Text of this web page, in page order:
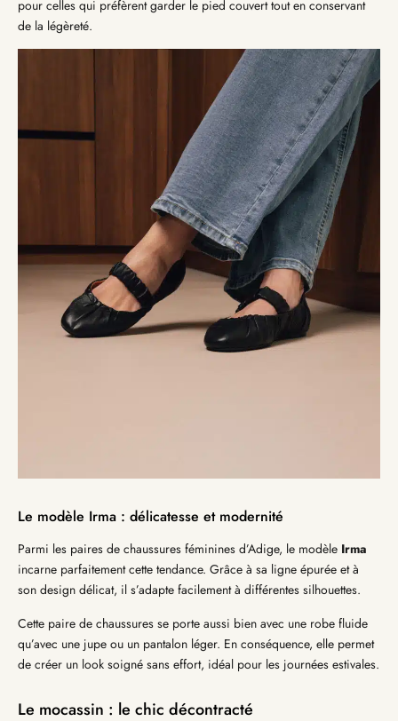
pour celles qui préfèrent garder le pied couvert tout en conservant
de la légèreté.
Le modèle Irma : délicatesse et modernité
Parmi les paires de chaussures féminines d’Adige, le modèle Irma
incarne parfaitement cette tendance. Grâce à sa ligne épurée et à
son design délicat, il s’adapte facilement à différentes silhouettes.
Cette paire de chaussures se porte aussi bien avec une robe fluide
qu’avec une jupe ou un pantalon léger. En conséquence, elle permet
de créer un look soigné sans effort, idéal pour les journées estivales.
Le mocassin : le chic décontracté